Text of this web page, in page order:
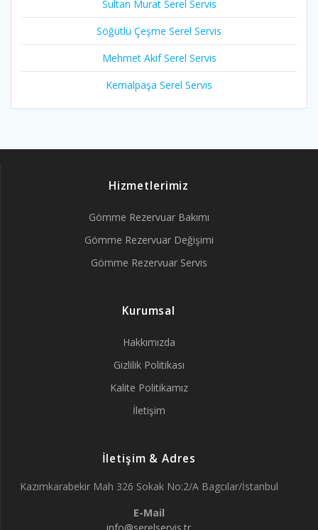
Sultan Murat Serel Servis
Söğütlü Çeşme Serel Servis
Mehmet Akif Serel Servis
Kemalpaşa Serel Servis
Hizmetlerimiz
Gömme Rezervuar Bakımı
Gömme Rezervuar Değişimi
Gömme Rezervuar Servis
Kurumsal
Hakkımızda
Gizlilik Politikası
Kalite Politikamız
İletişim
İletişim & Adres
Kazımkarabekir Mah 326 Sokak No:2/A Bagcılar/İstanbul
E-Mail